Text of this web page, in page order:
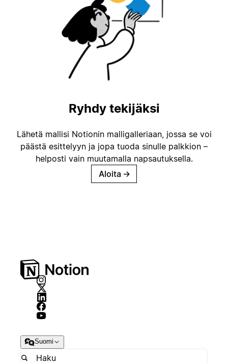
Ryhdy tekijäksi
Lähetä mallisi Notionin malligalleriaan, jossa se voi
päästä esittelyyn ja jopa tuoda sinulle palkkion –
helposti vain muutamalla napsautuksella.
Aloita →
Suomi